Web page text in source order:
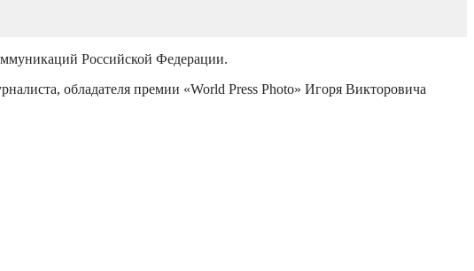
Российской Федерации.
обладателя премии «World Press Photo» Игоря Викторовича